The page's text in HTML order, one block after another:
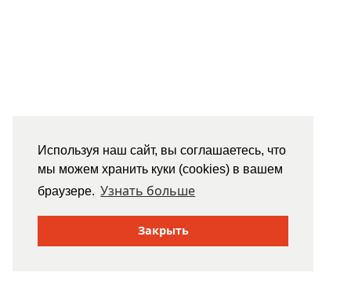
Используя наш сайт, вы соглашаетесь, что
мы можем хранить куки (cookies) в вашем
браузере. Узнать больше
Закрыть